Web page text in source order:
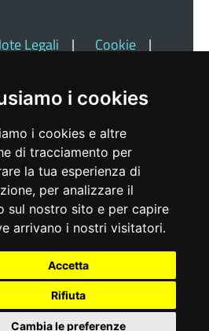
i cookies
i cookies e altre
di tracciamento per
la tua esperienza di
per analizzare il
sul nostro sito e per capire
arrivano i nostri visitatori.
Accetta
Rifiuta
Cambia le preferenze
Legali | Cookie
|
Accessibilità
Redazione|
Cookie